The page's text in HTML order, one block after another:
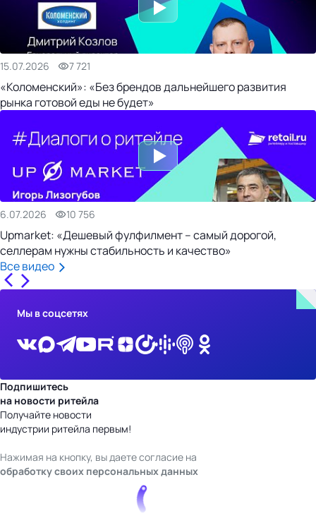
15.07.2026 7 721
«Коломенский»: «Без брендов дальнейшего развития
рынка готовой еды не будет»
6.07.2026 10 756
Upmarket: «Дешевый фулфилмент – самый дорогой,
селлерам нужны стабильность и качество»
Все видео
Мы в соцсетях
Подпишитесь
на новости ритейла
Получайте новости
индустрии ритейла первым!
Нажимая на кнопку, вы даете согласие на
обработку своих персональных данных